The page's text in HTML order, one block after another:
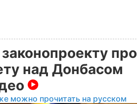
про
над Донбасом
можно прочитать на русском